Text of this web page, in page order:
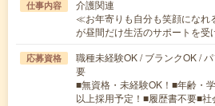
仕事内容
介護関連
≪お年寄りも自分も笑顔になれ
が昼間だけ生活のサポートを
応募資格
職種未経験OK / ブランクOK /
要
■無資格・未経験OK！■年齢・
以上採用予定！■履歴書不要■